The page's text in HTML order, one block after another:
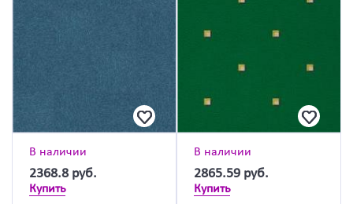
В наличии
2368.8 руб.
Купить
В наличии
2865.59 руб.
Купить